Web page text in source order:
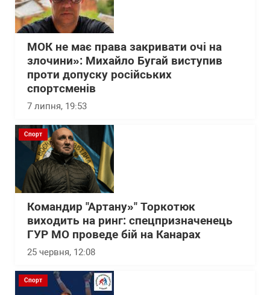
МОК не має права закривати очі на
злочини»: Михайло Бугай виступив
проти допуску російських
спортсменів
7 липня, 19:53
Спорт
Командир "Артану»" Торкотюк
виходить на ринг: спецпризначенець
ГУР МО проведе бій на Канарах
25 червня, 12:08
Спорт